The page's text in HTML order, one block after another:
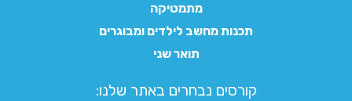
מתמטיקה
תכנות מחשב לילדים ומבוגרים
תואר שני
קורסים נבחרים באתר שלנו:​